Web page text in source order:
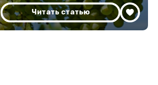
Читать статью